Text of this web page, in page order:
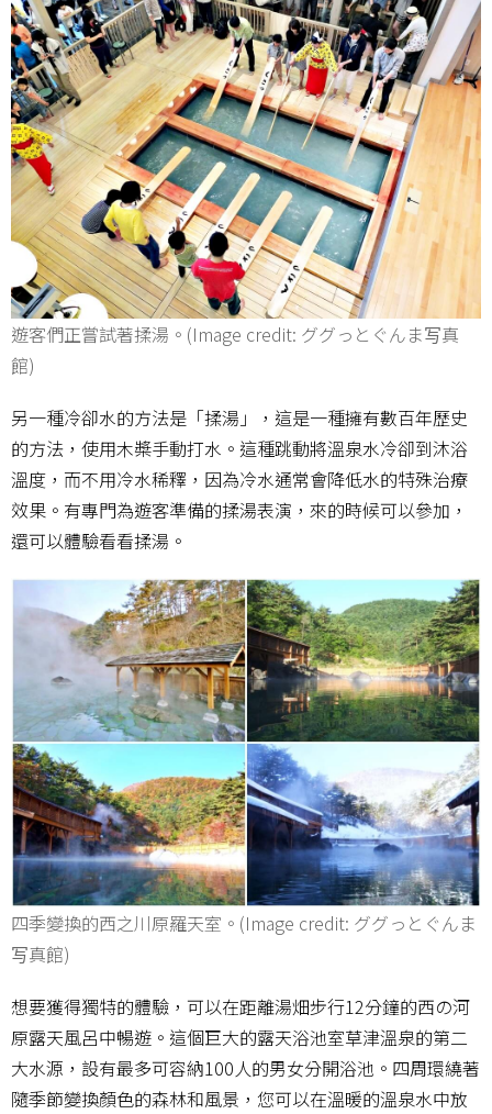
遊客們正嘗試著揉湯。(Image credit: ググっとぐんま写真
館)
另一種冷卻水的方法是「揉湯」，這是一種擁有數百年歷史
的方法，使用木槳手動打水。這種跳動將溫泉水冷卻到沐浴
溫度，而不用冷水稀釋，因為冷水通常會降低水的特殊治療
效果。有專門為遊客準備的揉湯表演，來的時候可以參加，
還可以體驗看看揉湯。
四季變換的西之川原羅天室。(Image credit: ググっとぐんま
写真館)
想要獲得獨特的體驗，可以在距離湯畑步行12分鐘的西の河
原露天風呂中暢遊。這個巨大的露天浴池室草津溫泉的第二
大水源，設有最多可容納100人的男女分開浴池。四周環繞著
隨季節變換顏色的森林和風景，您可以在溫暖的溫泉水中放